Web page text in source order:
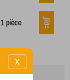
1 pièce
X